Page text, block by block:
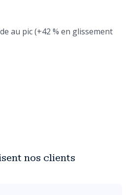
au pic (+42 % en glissement
nos clients